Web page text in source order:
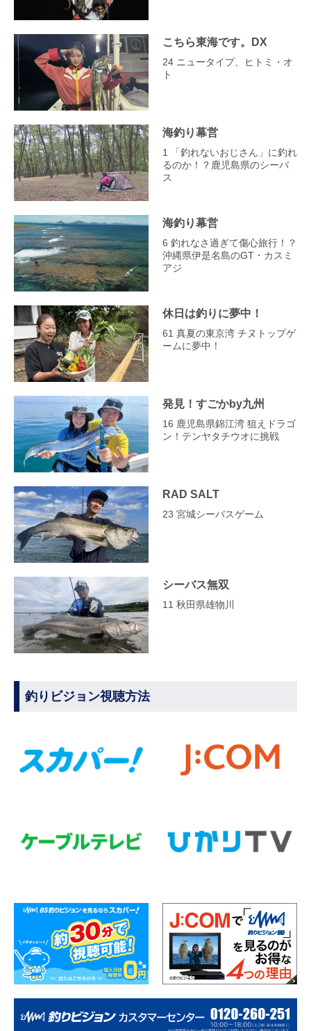
こちら東海です。DX
24 ニュータイプ、ヒトミ・オ
ト
海釣り幕営
1 「釣れないおじさん」に釣れ
るのか！？鹿児島県のシーバ
ス
海釣り幕営
6 釣れなさ過ぎて傷心旅行！？
沖縄県伊是名島のGT・カスミ
アジ
休日は釣りに夢中！
61 真夏の東京湾 チヌトップゲ
ームに夢中！
発見！すごかby九州
16 鹿児島県錦江湾 狙えドラゴ
ン！テンヤタチウオに挑戦
RAD SALT
23 宮城シーバスゲーム
シーバス無双
11 秋田県雄物川
釣りビジョン視聴方法